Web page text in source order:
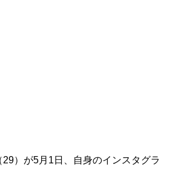
29）が5月1日、自身のインスタグラ